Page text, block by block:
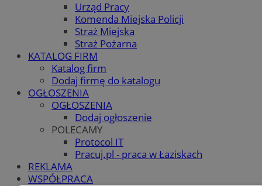
Urząd Pracy
Komenda Miejska Policji
Straż Miejska
Straż Pożarna
KATALOG FIRM
Katalog firm
Dodaj firmę do katalogu
OGŁOSZENIA
OGŁOSZENIA
Dodaj ogłoszenie
POLECAMY
Protocol IT
Pracuj.pl - praca w Łaziskach
REKLAMA
WSPÓŁPRACA